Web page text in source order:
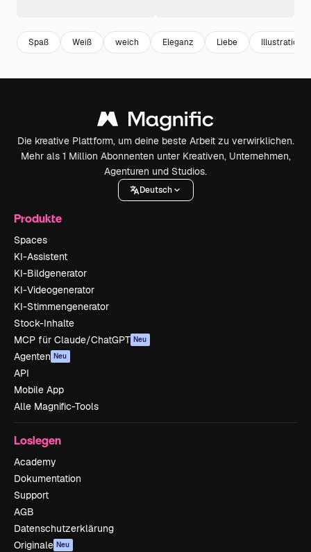
Spaß Weiß weich Eleganz Liebe Illustration
Die kreative Plattform, um deine beste Arbeit zu verwirklichen.
Mehr als 1 Million Abonnenten unter Kreativen, Unternehmen,
Agenturen und Studios.
Deutsch
Produkte
Spaces
KI-Assistent
KI-Bildgenerator
KI-Videogenerator
KI-Stimmengenerator
Stock-Inhalte
MCP für Claude/ChatGPT Neu
Agenten Neu
API
Mobile App
Alle Magnific-Tools
Loslegen
Academy
Dokumentation
Support
AGB
Datenschutzerklärung
Originale Neu